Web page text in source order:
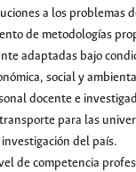
a los problemas
de metodologías
adaptadas bajo
social y
docente e
para las
del país.
de competencia